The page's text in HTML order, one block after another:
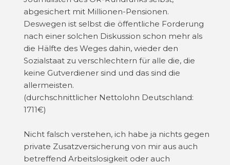
abgesichert mit Millionen-Pensionen.
Deswegen ist selbst die öffentliche Forderung
nach einer solchen Diskussion schon mehr als
die Hälfte des Weges dahin, wieder den
Sozialstaat zu verschlechtern für alle die, die
keine Gutverdiener sind und das sind die
allermeisten.
(durchschnittlicher Nettolohn Deutschland:
1711€)
Nicht falsch verstehen, ich habe ja nichts gegen
private Zusatzversicherung von mir aus auch
betreffend Arbeitslosigkeit oder auch